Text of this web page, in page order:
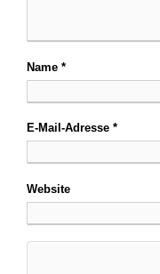
Name *
E-Mail-Adresse *
Website